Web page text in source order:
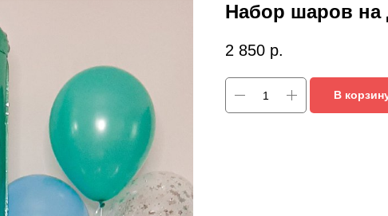
Набор шаров на
2 850 р.
В